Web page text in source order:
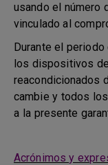
usando el número
vinculado al
Durante el periodo
los dispositivos
reacondicionados
cambie y todos
a la presente
Acrónimos y